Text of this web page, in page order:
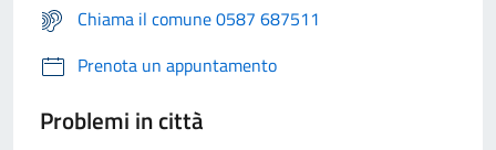
Chiama il comune 0587 687511
Prenota un appuntamento
Problemi in città